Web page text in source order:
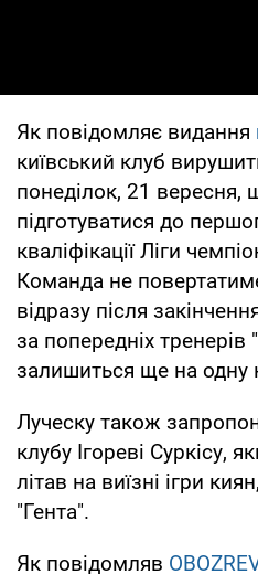
Як повідомляє видання
київський клуб
понеділок, 21
підготуватися до
кваліфікації Ліги
Команда не
відразу після
за попередніх
залишиться ще на одну
Луческу також
клубу Ігореві Суркісу,
літав на виїзні ігри
"Гента".
Як повідомляв